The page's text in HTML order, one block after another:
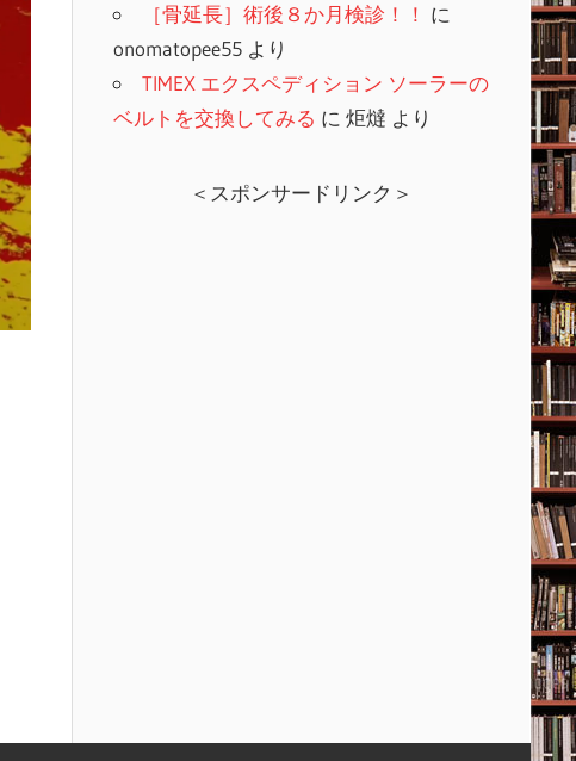
［骨延長］術後８か月検診！！ に
onomatopee55より
TIMEX エクスペディション ソーラーの
ベルトを交換してみる に 炬燵 より
＜スポンサードリンク＞